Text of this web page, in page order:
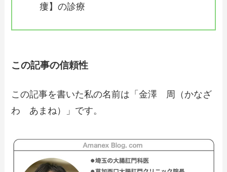
瘻】の診療
この記事の信頼性
この記事を書いた私の名前は「金澤 周（かなざ
わ あまね）」です。